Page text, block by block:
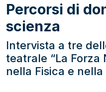
Percorsi di
scienza
Intervista a tre
teatrale “La Forza
nella Fisica e nella